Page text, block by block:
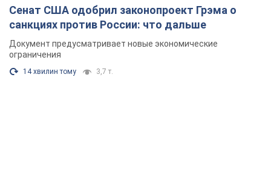
2 години тому 1,6 т.
Сенат США одобрил законопроект Грэма о
санкциях против России: что дальше